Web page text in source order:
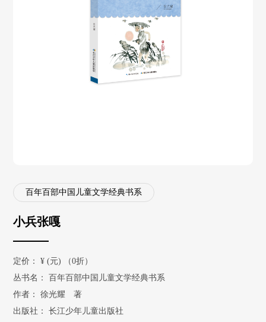
百年百部中国儿童文学经典书系
小兵张嘎
定价： ¥(元) （0折）
丛书名：
百年百部中国儿童文学经典书系
作者：
徐光耀 著
出版社：
长江少年儿童出版社